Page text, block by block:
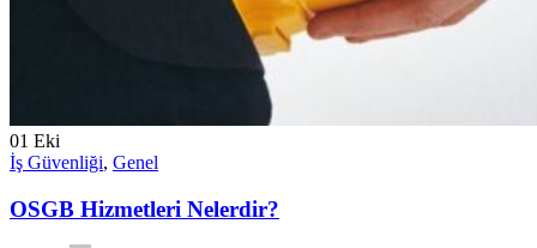
01 Eki
İş Güvenliği, Genel
OSGB Hizmetleri Nelerdir?